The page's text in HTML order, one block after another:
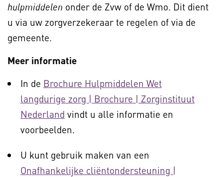
hulpmiddelen onder de Zvw of de Wmo. Dit dient
u via uw zorgverzekeraar te regelen of via de
gemeente.
Meer informatie
In de Brochure Hulpmiddelen Wet
langdurige zorg | Brochure | Zorginstituut
Nederland vindt u alle informatie en
voorbeelden.
U kunt gebruik maken van een
Onafhankelijke cliëntondersteuning |